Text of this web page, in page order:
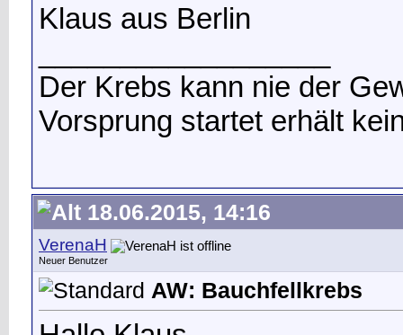
Klaus aus Berlin
Der Krebs kann nie der
Vorsprung startet erhält
18.06.2015, 14:16
VerenaH
Neuer Benutzer
AW: Bauchfellkrebs